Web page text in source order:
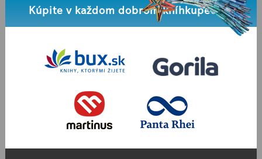
Kúpite v každom dobrom kníhkupectve